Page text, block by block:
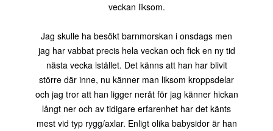
veckan liksom.
Jag skulle ha besökt barnmorskan i onsdags men
jag har vabbat precis hela veckan och fick en ny tid
nästa vecka istället. Det känns att han har blivit
större där inne, nu känner man liksom kroppsdelar
och jag tror att han ligger neråt för jag känner hickan
långt ner och av tidigare erfarenhet har det känts
mest vid typ rygg/axlar. Enligt olika babysidor är han